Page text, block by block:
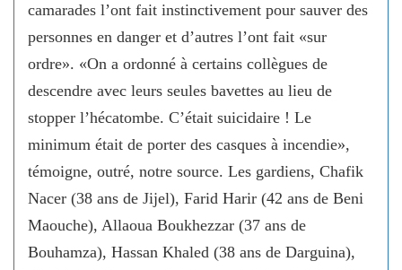
camarades l’ont fait instinctivement pour sauver des
personnes en danger et d’autres l’ont fait «sur
ordre». «On a ordonné à certains collègues de
descendre avec leurs seules bavettes au lieu de
stopper l’hécatombe. C’était suicidaire ! Le
minimum était de porter des casques à incendie»,
témoigne, outré, notre source. Les gardiens, Chafik
Nacer (38 ans de Jijel), Farid Harir (42 ans de Beni
Maouche), Allaoua Boukhezzar (37 ans de
Bouhamza), Hassan Khaled (38 ans de Darguina),